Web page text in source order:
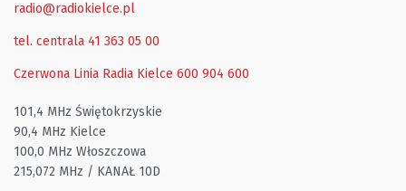
radio@radiokielce.pl
tel. centrala 41 363 05 00
Czerwona Linia Radia Kielce 600 904 600
101,4 MHz Świętokrzyskie
90,4 MHz Kielce
100,0 MHz Włoszczowa
215,072 MHz / KANAŁ 10D